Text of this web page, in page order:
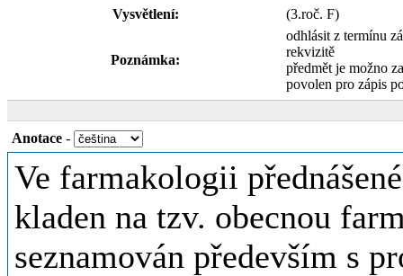
Vysvětlení:
(3.roč. F)
Poznámka:
odhlásit z termínu
rekvizitě
předmět je možno
povolen pro zápis
Anotace -
Ve farmakologii
kladen na tzv. obecnou
seznamován především s